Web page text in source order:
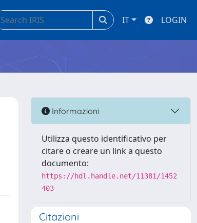
IT LOGIN
Informazioni
Utilizza questo identificativo per
citare o creare un link a questo
documento:
https://hdl.handle.net/11381/1452
403
Citazioni